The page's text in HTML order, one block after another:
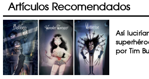
Artículos Recomendados
Así
por Tim